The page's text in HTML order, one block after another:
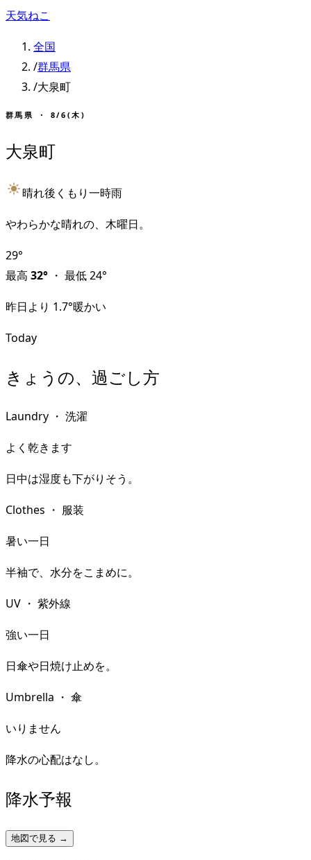
天気ねこ
全国
/群馬県
/大泉町
群馬県 ・ 8/6(木)
大泉町
晴れ後くもり一時雨
やわらかな晴れの、木曜日。
29°
最高 32° ・ 最低24°
昨日より 1.7°暖かい
Today
きょうの、過ごし方
Laundry ・ 洗濯
よく乾きます
日中は湿度も下がりそう。
Clothes ・ 服装
暑い一日
半袖で、水分をこまめに。
UV ・ 紫外線
強い一日
日傘や日焼け止めを。
Umbrella ・ 傘
いりません
降水の心配はなし。
降水予報
地図で見る →